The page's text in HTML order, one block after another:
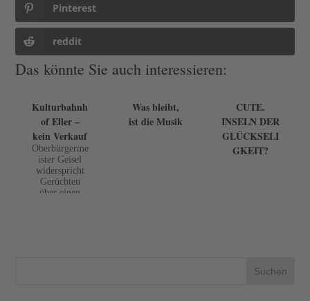
Pinterest
reddit
Das könnte Sie auch interessieren:
Kulturbahnh
of Eller –
kein Verkauf
Oberbürgerme
ister Geisel
widerspricht
Gerüchten
über einen
Was bleibt,
ist die Musik
CUTE.
INSELN DER
GLÜCKSELI
GKEIT?
Suchen